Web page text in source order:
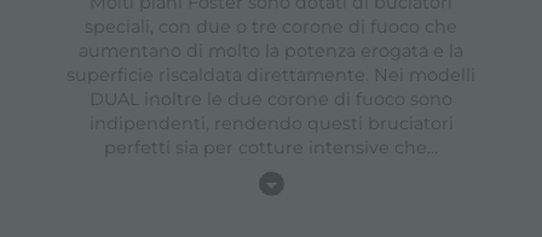
speciali, con due o tre corone di fuoco che
aumentano di molto la potenza erogata e la
superficie riscaldata direttamente. Nei modelli
DUAL inoltre le due corone di fuoco sono
indipendenti, rendendo questi bruciatori
perfetti sia per cotture intensive che...